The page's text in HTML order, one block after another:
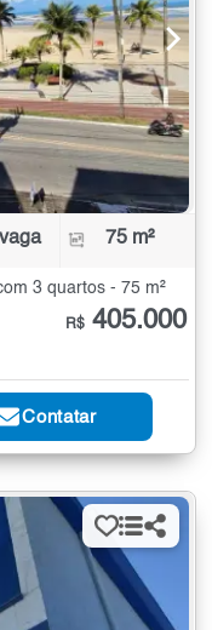
75 m²
3 quartos - 75 m²
R$ 405.000
Contatar